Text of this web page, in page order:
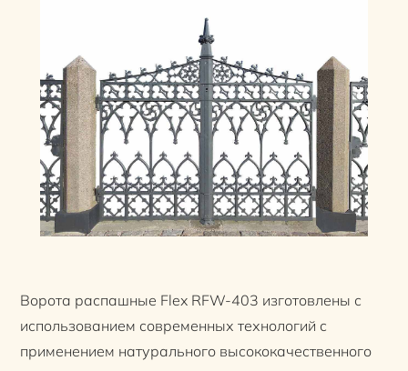
Ворота распашные Flex RFW-403 изготовлены с
использованием современных технологий с
применением натурального высококачественного